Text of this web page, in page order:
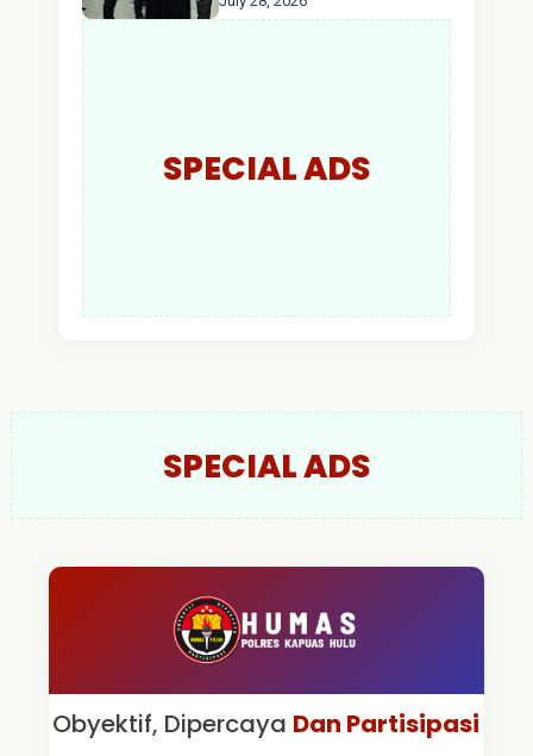
AKBP Wisnu Perdana
SPECIAL ADS
SPECIAL ADS
Obyektif, Dipercaya Dan Partisipasi